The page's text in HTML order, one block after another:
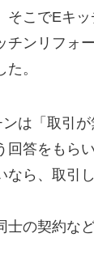
そこでEキ
チンリフォ
。
は「取引
答をもらい
なら、取引
士の契約な